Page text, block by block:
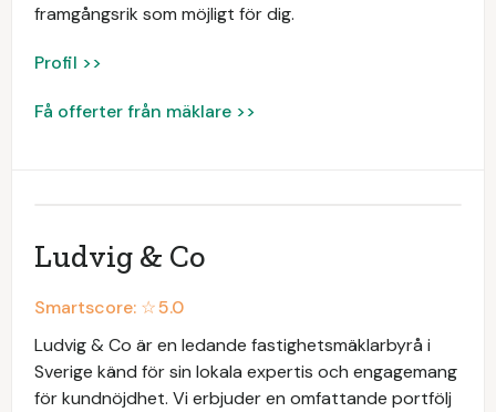
framgångsrik som möjligt för dig.
Profil >>
Få offerter från mäklare >>
Ludvig & Co
Smartscore: ☆5.0
Ludvig & Co är en ledande fastighetsmäklarbyrå i
Sverige känd för sin lokala expertis och engagemang
för kundnöjdhet. Vi erbjuder en omfattande portfölj